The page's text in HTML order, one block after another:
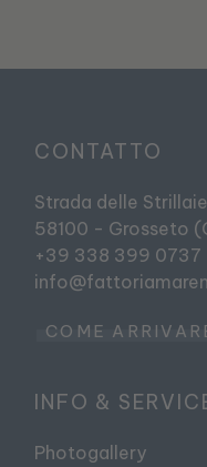
CONTATTO
Strada delle
58100 - Grosseto
+39 338 399 0737
COME
INFO &
Photogallery